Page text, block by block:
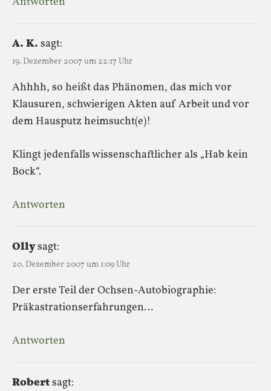
A. K. sagt:
19. Dezember 2007 um 22:17 Uhr
Ahhhh, so heißt das Phänomen, das mich vor
Klausuren, schwierigen Akten auf Arbeit und vor
dem Hausputz heimsucht(e)!
Klingt jedenfalls wissenschaftlicher als „Hab kein
Bock“.
Antworten
Ollysagt:
20. Dezember 2007 um 1:09 Uhr
Der erste Teil der Ochsen-Autobiographie:
Präkastrationserfahrungen…
Antworten
Robertsagt: